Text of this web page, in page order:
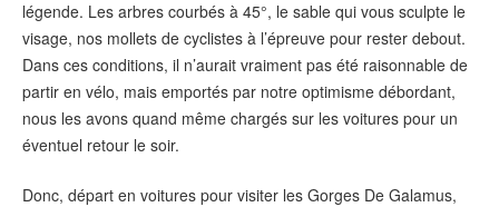
légende. Les arbres courbés à 45°, le sable qui vous sculpte le
visage, nos mollets de cyclistes à l’épreuve pour rester debout.
Dans ces conditions, il n’aurait vraiment pas été raisonnable de
partir en vélo, mais emportés par notre optimisme débordant,
nous les avons quand même chargés sur les voitures pour un
éventuel retour le soir.
Donc, départ en voitures pour visiter les Gorges De Galamus,